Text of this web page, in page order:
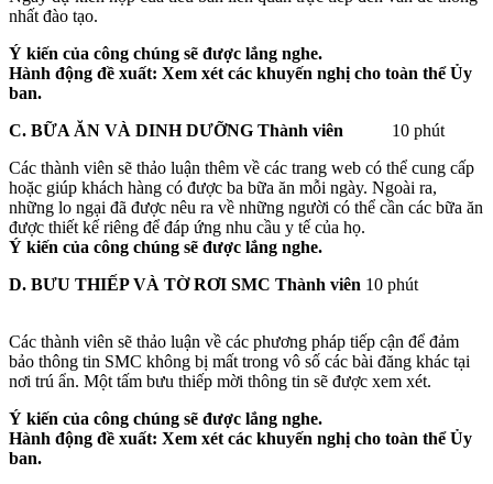
nhất đào tạo.
Ý kiến của công chúng sẽ được lắng nghe.
Hành động đề xuất: Xem xét các khuyến nghị cho toàn thể Ủy
ban.
C. BỮA ĂN VÀ DINH DƯỠNG Thành viên
10 phút
Các thành viên sẽ thảo luận thêm về các trang web có thể cung cấp
hoặc giúp khách hàng có được ba bữa ăn mỗi ngày. Ngoài ra,
những lo ngại đã được nêu ra về những người có thể cần các bữa ăn
được thiết kế riêng để đáp ứng nhu cầu y tế của họ.
Ý kiến của công chúng sẽ được lắng nghe.
D. BƯU THIẾP VÀ TỜ RƠI SMC Thành viên 10 phút
Các thành viên sẽ thảo luận về các phương pháp tiếp cận để đảm
bảo thông tin SMC không bị mất trong vô số các bài đăng khác tại
nơi trú ẩn. Một tấm bưu thiếp mời thông tin sẽ được xem xét.
Ý kiến của công chúng sẽ được lắng nghe.
Hành động đề xuất: Xem xét các khuyến nghị cho toàn thể Ủy
ban.